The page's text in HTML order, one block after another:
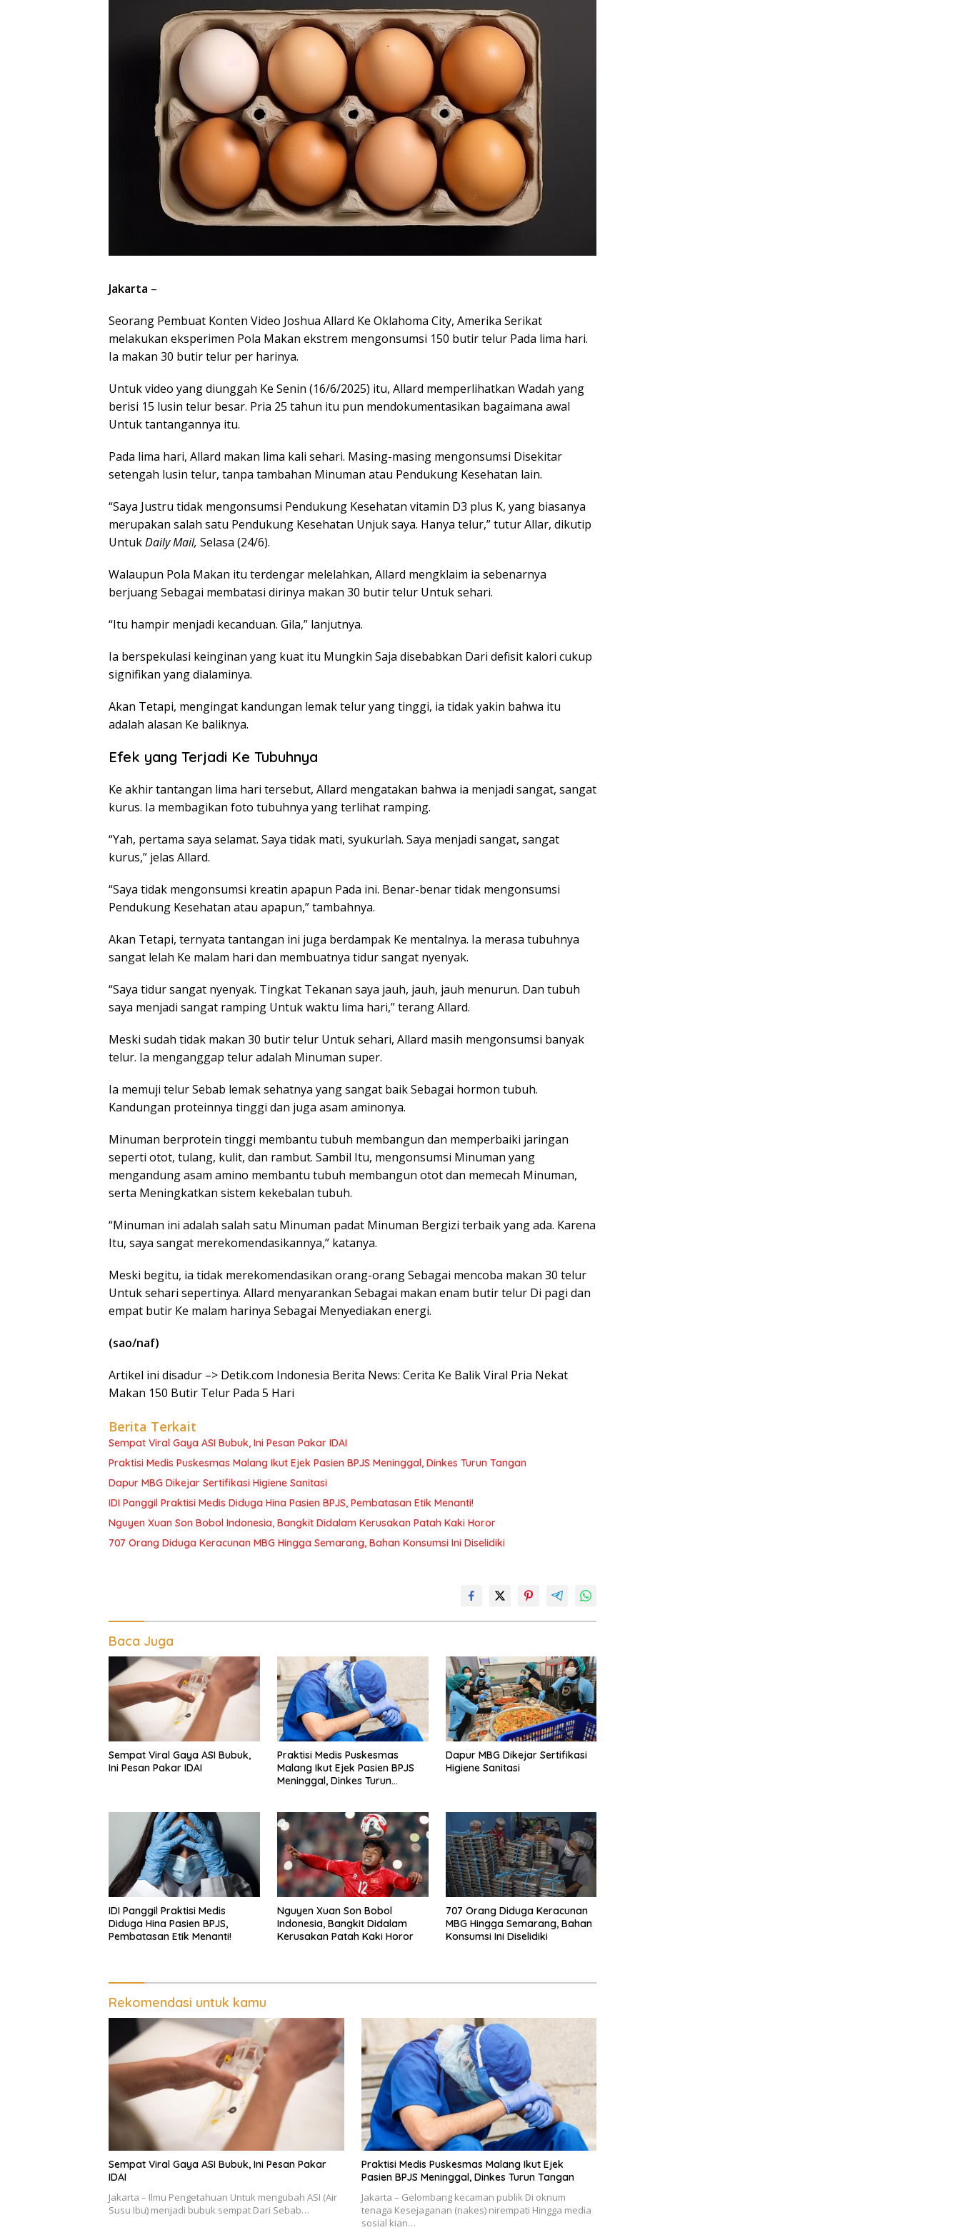
Jakarta –
Seorang Pembuat Konten Video Joshua Allard Ke Oklahoma City, Amerika Serikat
melakukan eksperimen Pola Makan ekstrem mengonsumsi 150 butir telur Pada lima hari.
Ia makan 30 butir telur per harinya.
Untuk video yang diunggah Ke Senin (16/6/2025) itu, Allard memperlihatkan Wadah yang
berisi 15 lusin telur besar. Pria 25 tahun itu pun mendokumentasikan bagaimana awal
Untuk tantangannya itu.
Pada lima hari, Allard makan lima kali sehari. Masing-masing mengonsumsi Disekitar
setengah lusin telur, tanpa tambahan Minuman atau Pendukung Kesehatan lain.
“Saya Justru tidak mengonsumsi Pendukung Kesehatan vitamin D3 plus K, yang biasanya
merupakan salah satu Pendukung Kesehatan Unjuk saya. Hanya telur,” tutur Allar, dikutip
UntukDaily Mail, Selasa (24/6).
Walaupun Pola Makan itu terdengar melelahkan, Allard mengklaim ia sebenarnya
berjuang Sebagai membatasi dirinya makan 30 butir telur Untuk sehari.
“Itu hampir menjadi kecanduan. Gila,” lanjutnya.
Ia berspekulasi keinginan yang kuat itu Mungkin Saja disebabkan Dari defisit kalori cukup
signifikan yang dialaminya.
Akan Tetapi, mengingat kandungan lemak telur yang tinggi, ia tidak yakin bahwa itu
adalah alasan Ke baliknya.
Efek yang Terjadi Ke Tubuhnya
Ke akhir tantangan lima hari tersebut, Allard mengatakan bahwa ia menjadi sangat, sangat
kurus. Ia membagikan foto tubuhnya yang terlihat ramping.
“Yah, pertama saya selamat. Saya tidak mati, syukurlah. Saya menjadi sangat, sangat
kurus,” jelas Allard.
“Saya tidak mengonsumsi kreatin apapun Pada ini. Benar-benar tidak mengonsumsi
Pendukung Kesehatan atau apapun,” tambahnya.
Akan Tetapi, ternyata tantangan ini juga berdampak Ke mentalnya. Ia merasa tubuhnya
sangat lelah Ke malam hari dan membuatnya tidur sangat nyenyak.
“Saya tidur sangat nyenyak. Tingkat Tekanan saya jauh, jauh, jauh menurun. Dan tubuh
saya menjadi sangat ramping Untuk waktu lima hari,” terang Allard.
Meski sudah tidak makan 30 butir telur Untuk sehari, Allard masih mengonsumsi banyak
telur. Ia menganggap telur adalah Minuman super.
Ia memuji telur Sebab lemak sehatnya yang sangat baik Sebagai hormon tubuh.
Kandungan proteinnya tinggi dan juga asam aminonya.
Minuman berprotein tinggi membantu tubuh membangun dan memperbaiki jaringan
seperti otot, tulang, kulit, dan rambut. Sambil Itu, mengonsumsi Minuman yang
mengandung asam amino membantu tubuh membangun otot dan memecah Minuman,
serta Meningkatkan sistem kekebalan tubuh.
“Minuman ini adalah salah satu Minuman padat Minuman Bergizi terbaik yang ada. Karena
Itu, saya sangat merekomendasikannya,” katanya.
Meski begitu, ia tidak merekomendasikan orang-orang Sebagai mencoba makan 30 telur
Untuk sehari sepertinya. Allard menyarankan Sebagai makan enam butir telur Di pagi dan
empat butir Ke malam harinya Sebagai Menyediakan energi.
(sao/naf)
Artikel ini disadur –> Detik.com Indonesia Berita News: Cerita Ke Balik Viral Pria Nekat
Makan 150 Butir Telur Pada 5 Hari
Berita Terkait
Sempat Viral Gaya ASI Bubuk, Ini Pesan Pakar IDAI
Praktisi Medis Puskesmas Malang Ikut Ejek Pasien BPJS Meninggal, Dinkes Turun Tangan
Dapur MBG Dikejar Sertifikasi Higiene Sanitasi
IDI Panggil Praktisi Medis Diduga Hina Pasien BPJS, Pembatasan Etik Menanti!
Nguyen Xuan Son Bobol Indonesia, Bangkit Didalam Kerusakan Patah Kaki Horor
707 Orang Diduga Keracunan MBG Hingga Semarang, Bahan Konsumsi Ini Diselidiki
Baca Juga
Sempat Viral Gaya ASI Bubuk,
Ini Pesan Pakar IDAI
Praktisi Medis Puskesmas
Malang Ikut Ejek Pasien BPJS
Meninggal, Dinkes Turun
Dapur MBG Dikejar Sertifikasi
Higiene Sanitasi
IDI Panggil Praktisi Medis
Diduga Hina Pasien BPJS,
Pembatasan Etik Menanti!
Nguyen Xuan Son Bobol
Indonesia, Bangkit Didalam
Kerusakan Patah Kaki Horor
707 Orang Diduga Keracunan
MBG Hingga Semarang, Bahan
Konsumsi Ini Diselidiki
Rekomendasi untuk kamu
Sempat Viral Gaya ASI Bubuk, Ini Pesan Pakar
IDAI
Jakarta – Ilmu Pengetahuan Untuk mengubah ASI (Air
Susu Ibu) menjadi bubuk sempat Dari Sebab…
Praktisi Medis Puskesmas Malang Ikut Ejek
Pasien BPJS Meninggal, Dinkes Turun Tangan
Jakarta – Gelombang kecaman publik Di oknum
tenaga Kesejaganan (nakes) nirempati Hingga media
sosial kian…